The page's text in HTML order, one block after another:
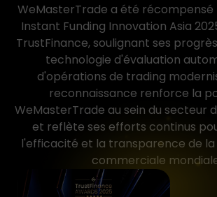
WeMasterTrade a été récompensé
Instant Funding Innovation Asia
TrustFinance, soulignant ses
technologie d'évaluation
d'opérations de trading
reconnaissance renforce la
WeMasterTrade au sein du secteur
et reflète ses efforts continus
l'efficacité et la transparence de
commerciale